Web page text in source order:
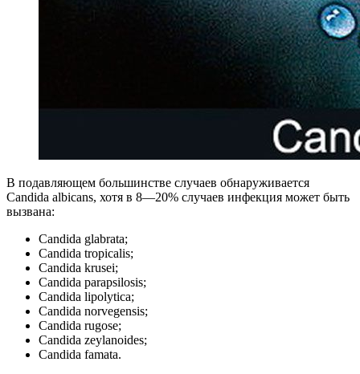
В подавляющем большинстве случаев обнаруживается
Candida albicans, хотя в 8—20% случаев инфекция может быть
вызвана:
Candida glabrata;
Candida tropicalis;
Candida krusei;
Candida parapsilosis;
Candida lipolytica;
Candida norvegensis;
Candida rugose;
Candida zeylanoides;
Candida famata.